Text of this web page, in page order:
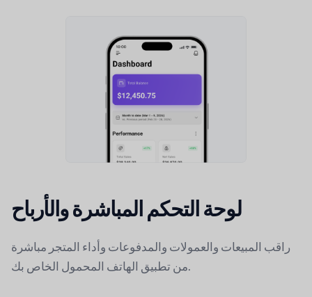
لوحة التحكم المباشرة والأرباح
راقب المبيعات والعمولات والمدفوعات وأداء المتجر مباشرة
من تطبيق الهاتف المحمول الخاص بك.